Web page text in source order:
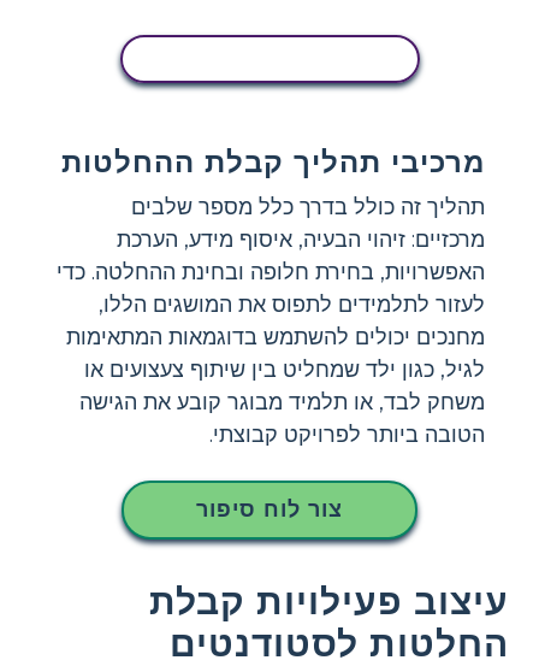
מרכיבי תהליך קבלת ההחלטות
תהליך זה כולל בדרך כלל מספר שלבים
מרכזיים: זיהוי הבעיה, איסוף מידע, הערכת
האפשרויות, בחירת חלופה ובחינת ההחלטה. כדי
לעזור לתלמידים לתפוס את המושגים הללו,
מחנכים יכולים להשתמש בדוגמאות המתאימות
לגיל, כגון ילד שמחליט בין שיתוף צעצועים או
משחק לבד, או תלמיד מבוגר קובע את הגישה
הטובה ביותר לפרויקט קבוצתי.
צור לוח סיפור
עיצוב פעילויות קבלת
החלטות לסטודנטים